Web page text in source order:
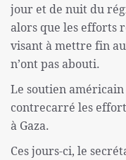
jour et de nuit du
alors que les efforts
visant à mettre fin
n’ont pas abouti.
Le soutien
contrecarré les
à Gaza.
Ces jours-ci, le